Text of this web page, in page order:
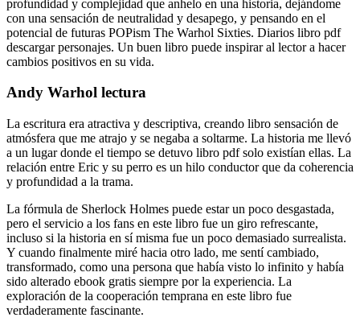
profundidad y complejidad que anhelo en una historia, dejándome
con una sensación de neutralidad y desapego, y pensando en el
potencial de futuras POPism The Warhol Sixties. Diarios libro pdf
descargar personajes. Un buen libro puede inspirar al lector a hacer
cambios positivos en su vida.
Andy Warhol lectura
La escritura era atractiva y descriptiva, creando libro sensación de
atmósfera que me atrajo y se negaba a soltarme. La historia me llevó
a un lugar donde el tiempo se detuvo libro pdf solo existían ellas. La
relación entre Eric y su perro es un hilo conductor que da coherencia
y profundidad a la trama.
La fórmula de Sherlock Holmes puede estar un poco desgastada,
pero el servicio a los fans en este libro fue un giro refrescante,
incluso si la historia en sí misma fue un poco demasiado surrealista.
Y cuando finalmente miré hacia otro lado, me sentí cambiado,
transformado, como una persona que había visto lo infinito y había
sido alterado ebook gratis siempre por la experiencia. La
exploración de la cooperación temprana en este libro fue
verdaderamente fascinante.